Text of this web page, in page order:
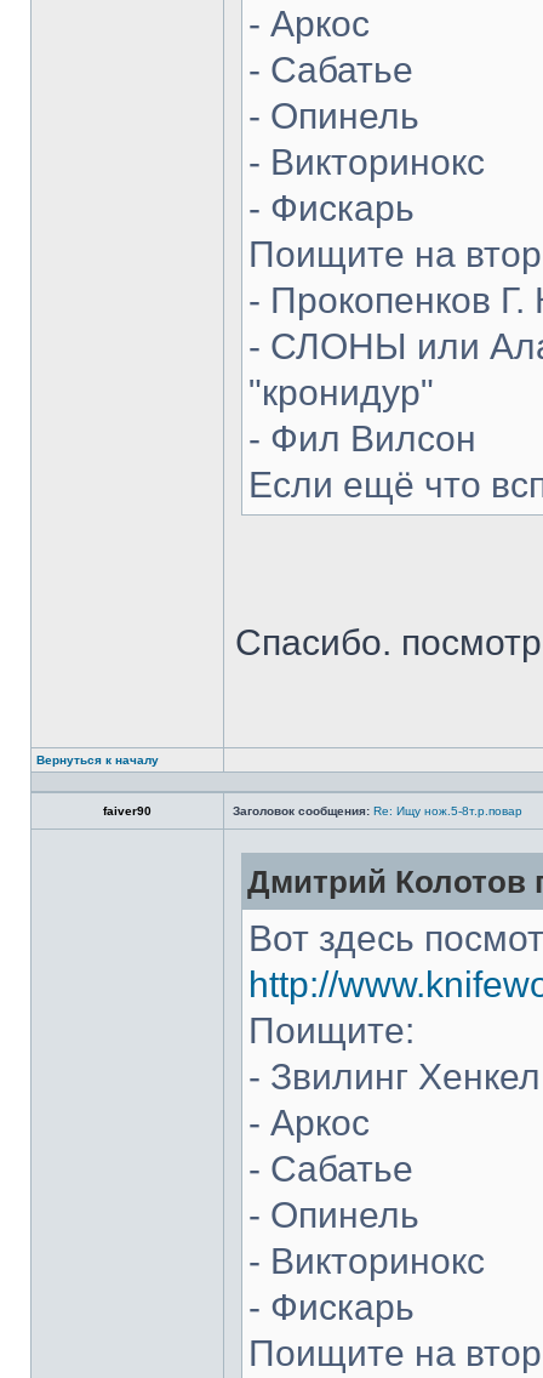
- Аркос
- Сабатье
- Опинель
- Викторинокс
- Фискарь
Поищите на
- Прокопенков Г.
- СЛОНЫ или
"кронидур"
- Фил Вилсон
Если ещё что
Спасибо.
Вернуться к началу
faiver90 Заголовок сообщения: Re: Ищу нож.5-8т.р.повар
Дмитрий Колотов
Вот здесь
http://
Поищите:
- Звилинг
- Аркос
- Сабатье
- Опинель
- Викторинокс
- Фискарь
Поищите на